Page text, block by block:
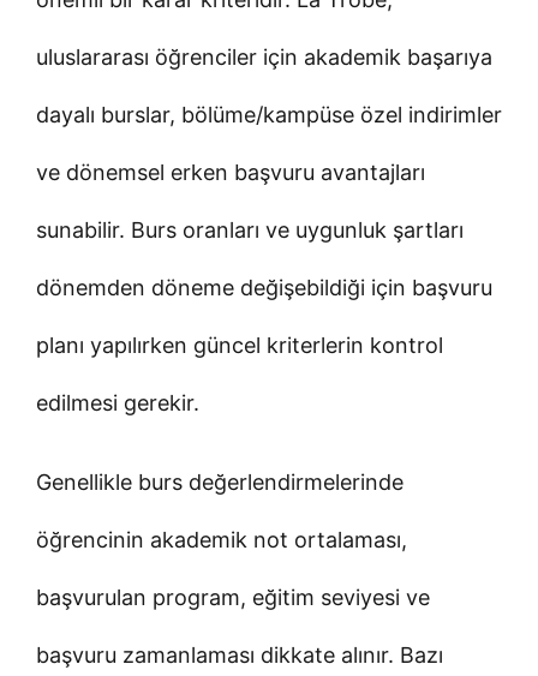
uluslararası öğrenciler için akademik başarıya
dayalı burslar, bölüme/kampüse özel indirimler
ve dönemsel erken başvuru avantajları
sunabilir. Burs oranları ve uygunluk şartları
dönemden döneme değişebildiği için başvuru
planı yapılırken güncel kriterlerin kontrol
edilmesi gerekir.
Genellikle burs değerlendirmelerinde
öğrencinin akademik not ortalaması,
başvurulan program, eğitim seviyesi ve
başvuru zamanlaması dikkate alınır. Bazı